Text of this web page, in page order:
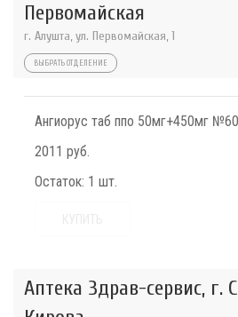
Первомайская
г. Алушта, ул. Первомайская, 1
ВЫБРАТЬ ОТДЕЛЕНИЕ
Ангиорус таб ппо 50мг+450мг №60
2011 руб.
Остаток: 1 шт.
Аптека Здрав-сервис, г.